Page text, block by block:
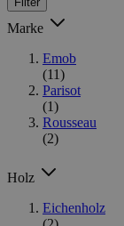
Marke
Emob
(11)
Parisot
(1)
Rousseau
(2)
Holz
Eichenholz